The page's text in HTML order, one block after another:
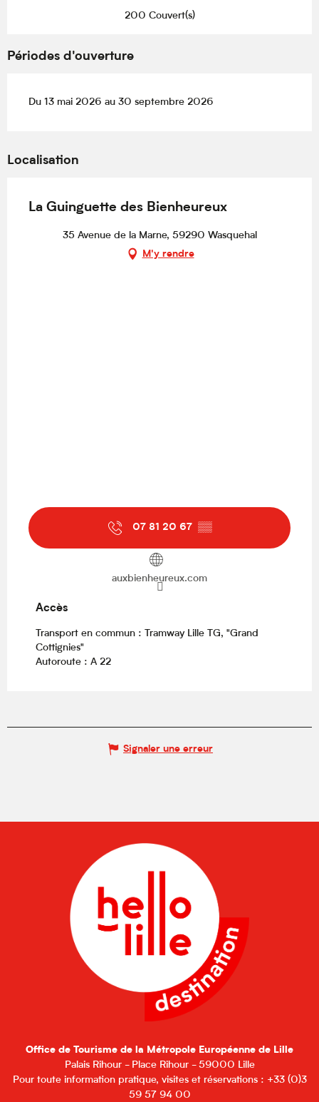
200 Couvert(s)
Périodes d'ouverture
Du 13 mai 2026 au 30 septembre 2026
Localisation
La Guinguette des Bienheureux
35 Avenue de la Marne, 59290 Wasquehal
M'y rendre
07 81 20 67 ▒▒
auxbienheureux.com
Accès
Accès
Transport en commun : Tramway Lille TG, "Grand
Cottignies"
Autoroute : A 22
Signaler une erreur
Office de Tourisme de la Métropole Européenne de Lille
Palais Rihour - Place Rihour - 59000 Lille
Pour toute information pratique, visites et réservations : +33 (0)3
59 57 94 00